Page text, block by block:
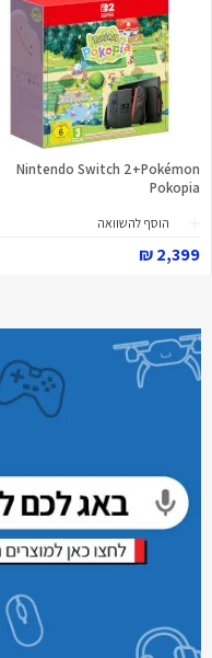
Nintendo Switch 2+Pokémon
Pokopia
הוסף להשוואה
2,399 ₪